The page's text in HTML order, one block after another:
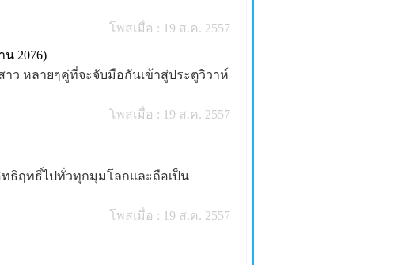
โพสเมื่อ : 19 ส.ค. 2557
น 2076)
ว หลายๆคู่ที่จะจับมือกันเข้าสู่ประตูวิวาห์
โพสเมื่อ : 19 ส.ค. 2557
ธิฤทธิ์ไปทั่วทุกมุมโลกและถือเป็น
โพสเมื่อ : 19 ส.ค. 2557